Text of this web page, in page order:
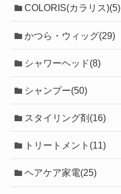
COLORIS(カラリス)(5)
かつら・ウィッグ(29)
シャワーヘッド(8)
シャンプー(50)
スタイリング剤(16)
トリートメント(11)
ヘアケア家電(25)